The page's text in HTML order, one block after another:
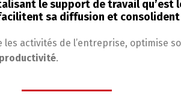
le support de travail qu’est
sa diffusion et
les activités de l’entreprise, optimise
.